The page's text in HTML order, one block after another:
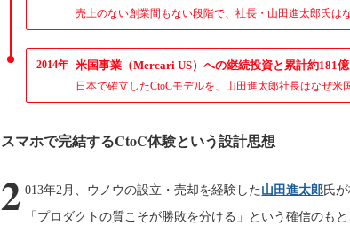
売上のない創業間もない段階で、社長・山田進太郎氏は
2014年 米国事業（Mercari US）への継続投資と累計約181
日本で確立したCtoCモデルを、山田進太郎社長はなぜ米
スマホで完結するCtoC体験という設計思想
2 013年2月、ウノウの設立・売却を経験した 山田進太郎氏
「プロダクトの質こそが勝敗を分ける」という確信のも